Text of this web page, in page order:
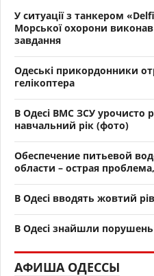
У ситуації з танкером
Морської охорони виконав
завдання
Одеські прикордонники
гелікоптера
В Одесі ВМС ЗСУ урочисто
навчальний рік (фото)
Обеспечение питьевой
области – острая
В Одесі вводять жовтий
В Одесі знайшли
АФИША ОДЕССЫ